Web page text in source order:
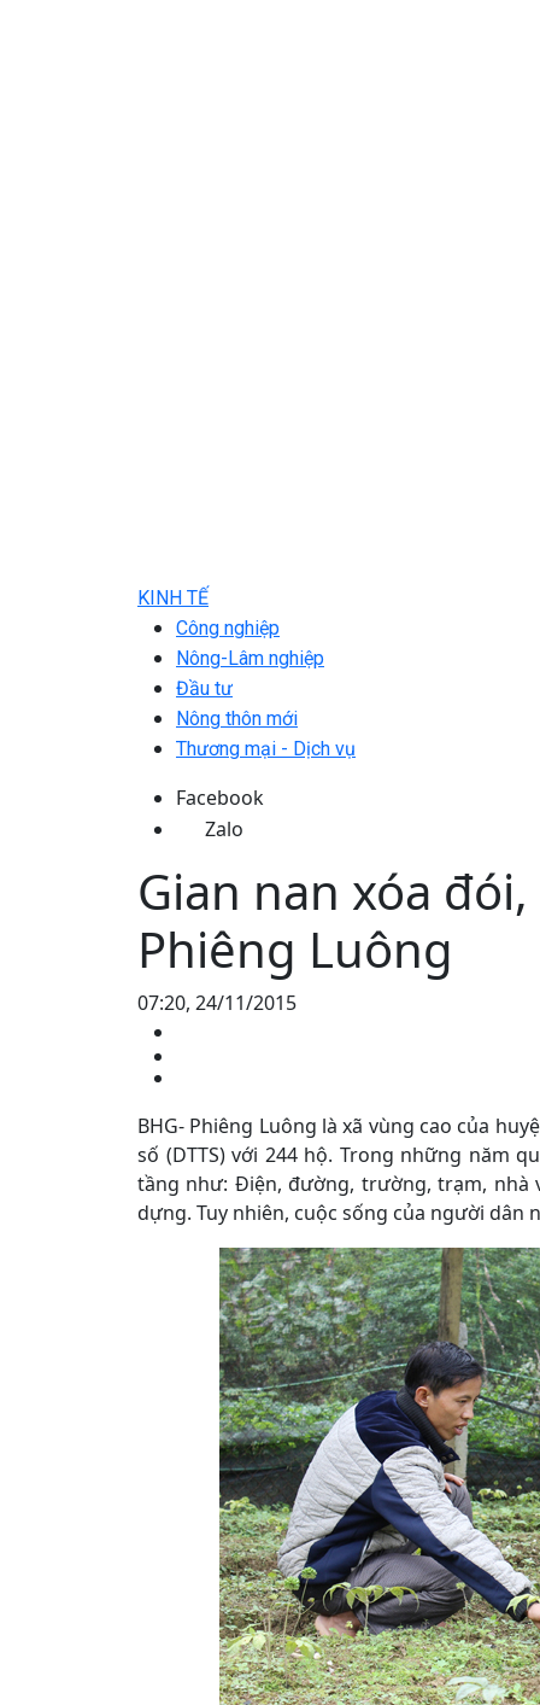
KINH TẾ
Công nghiệp
Nông-Lâm nghiệp
Đầu tư
Nông thôn mới
Thương mại - Dịch vụ
Facebook
Zalo
Gian nan xóa
Phiêng Luông
07:20, 24/11/2015
BHG- Phiêng Luông là xã vùng cao của
số (DTTS) với 244 hộ. Trong những năm
tầng như: Điện, đường, trường, trạm, nhà
dựng. Tuy nhiên, cuộc sống của người dân